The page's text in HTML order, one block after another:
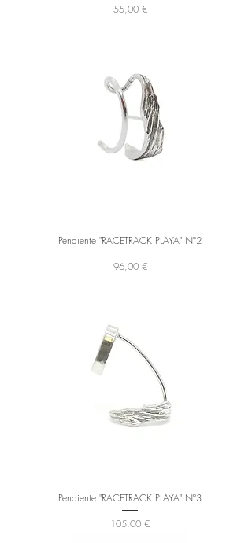
Precio
55,00 €
Pendiente "RACETRACK PLAYA" Nº2
Precio
96,00 €
Pendiente "RACETRACK PLAYA" Nº3
Precio
105,00 €